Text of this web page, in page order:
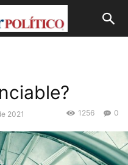
2021 0
1256